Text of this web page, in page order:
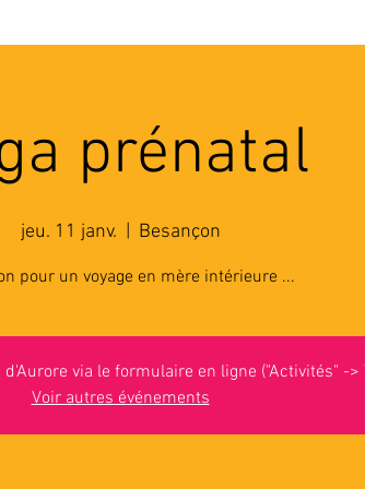
prénatal
jeu. 11 janv. Besançon
pour un voyage en mère intérieure ...
via le formulaire en ligne ("Activités" ->
Voir autres événements